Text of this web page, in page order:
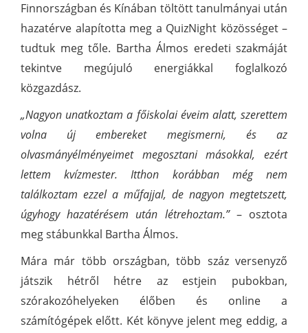
Finnországban és Kínában töltött tanulmányai után
hazatérve alapította meg a QuizNight közösséget –
tudtuk meg tőle. Bartha Álmos eredeti szakmáját
tekintve megújuló energiákkal foglalkozó
közgazdász.
„Nagyon unatkoztam a főiskolai éveim alatt, szerettem
volna új embereket megismerni, és az
olvasmányélményeimet megosztani másokkal, ezért
lettem kvízmester.Itthon korábban még nem
találkoztam ezzel a műfajjal, de nagyon megtetszett,
úgyhogy hazatérésem után létrehoztam.” – osztota
meg stábunkkal Bartha Álmos.
Mára már több országban, több száz versenyző
játszik hétről hétre az estjein pubokban,
szórakozóhelyeken élőben és online a
számítógépek előtt. Két könyve jelent meg eddig, a